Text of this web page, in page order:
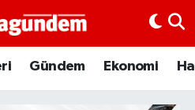
Gündem Ekonomi